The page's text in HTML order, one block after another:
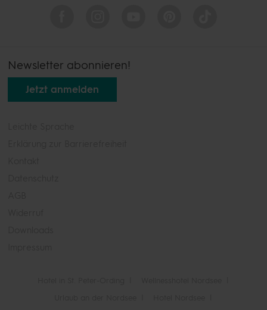
Newsletter abonnieren!
Jetzt anmelden